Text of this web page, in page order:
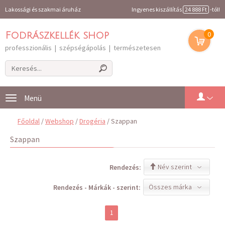
Lakossági és szakmai áruház Ingyenes kiszállítás 24 888 Ft -tól!
Fodrászkellék shop
professzionális | szépségápolás | természetesen
0
Toggle
navigation
Főoldal /Webshop /Drogéria / Szappan
Szappan
Név szerint
Rendezés:
Összes márka
Rendezés - Márkák - szerint:
1